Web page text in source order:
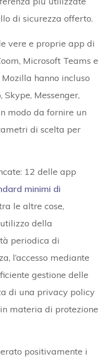
di sicurezza offerto.
vere e proprie app di
Microsoft Teams e
hanno incluso
Messenger,
modo da fornire un
di scelta per
12 delle app
minimi di
le altre cose,
della
periodica di
l’accesso mediante
gestione delle
di una privacy policy
materia di protezione
positivamente i